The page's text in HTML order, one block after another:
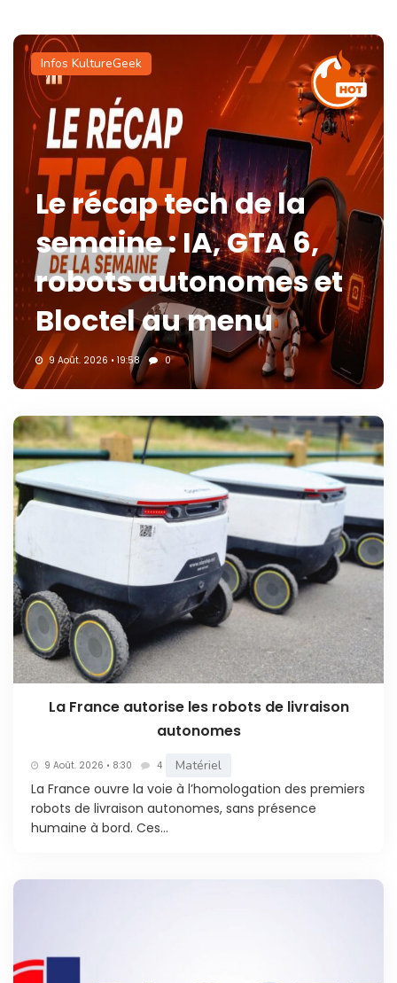
Infos KultureGeek
Le récap tech de la
semaine : IA, GTA 6,
robots autonomes et
Bloctel au menu
9 Août. 2026 • 19:58 0
La France autorise les robots de livraison
autonomes
9 Août. 2026 • 8:30 4 Matériel
La France ouvre la voie à l’homologation des premiers
robots de livraison autonomes, sans présence
humaine à bord. Ces...